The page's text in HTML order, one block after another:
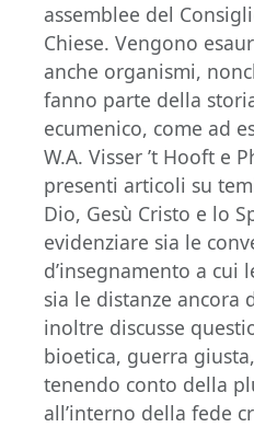
assemblee del
Chiese. Vengono
anche organismi,
fanno parte della
ecumenico, come ad
W.A. Visser ’t Hooft e
presenti articoli su
Dio, Gesù Cristo e lo
evidenziare sia le
d’insegnamento a cui
sia le distanze ancora
inoltre discusse
bioetica, guerra
tenendo conto della
all’interno della fede